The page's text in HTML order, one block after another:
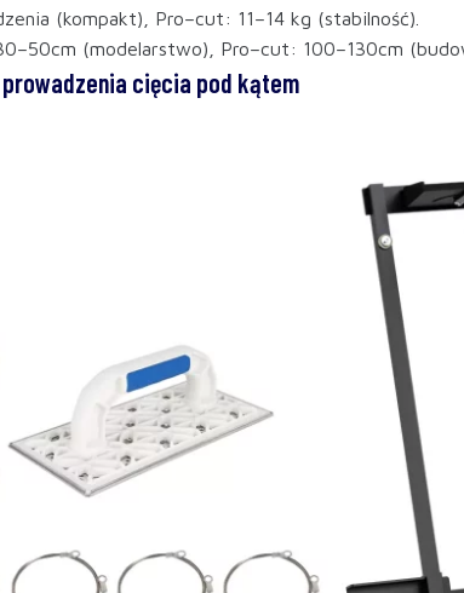
(kompakt), Pro–cut: 11–14 kg (stabilność).
(modelarstwo), Pro–cut: 100–130cm
cięcia pod kątem